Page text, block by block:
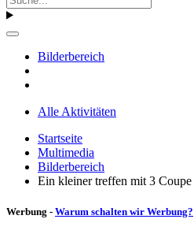
Bilderbereich
Alle Aktivitäten
Startseite
Multimedia
Bilderbereich
Ein kleiner treffen mit 3 Coupe
Werbung - Warum schalten wir Werbung?